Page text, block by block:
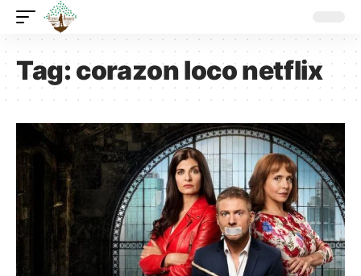
Tag:corazon loco netflix